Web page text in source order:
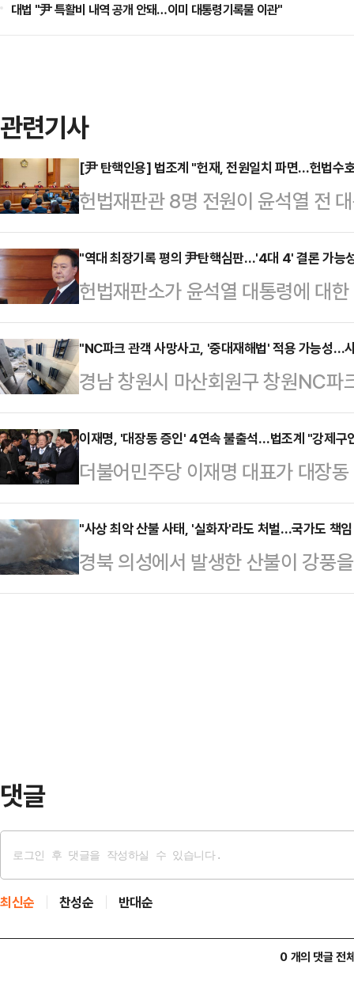
대법 "尹 특활비 내역 공개 안돼…이미 대통령기록물 이관"
관련기사
[尹 탄핵인용] 법조계 "헌재, 전원일치 파면…헌법수
헌법재판관 8명 전원이 윤석열 전
대해 법조계는 헌법수호를 통한 국
다만 탄핵소추 절차와 관련된 문제
여러 논의가 오갈 것으로 예상된다
선고 결정문이 우려와 달리 국민 분
가 나온다. 재판관들이 전원일치로
모두 위법·위헌하다는 의견을 내며
문형배 헌법재판소장…
"역대 최장기록 평의 尹탄핵심판…'4대 4' 결론 가능
헌법재판소가 윤석열 대통령에 대
시로 지정하면서 헌법재판관 8인
변론종결 이후 역대 최장시간 평의
닌 인용 4, 기각 혹은 각하 4의 '4대
지 않다고 전망했다. 다만 일각에서
재법 개정 추진, 마은혁 헌법재판관
가 진행되면서 일부 재판관이 의견
조계…
"NC파크 관객 사망사고, '중대재해법' 적용 가능성
경남 창원시 마산회원구 창원NC파
받던 20대 여성이 숨진 가운데 해
가 주목된다. 법조계에선 이번 사
법이 적용될 수 있고, 이 경우 경영
것으로 전망했다. 특히, 전문가들은
리는 NC구단이 맡고 있어 시설물
따라 책임주체가 달라질 것이라고
은 전날 창원NC파크 …
이재명, '대장동 증인' 4연속 불출석…법조계 "강제구
더불어민주당 이재명 대표가 대장
연속 네 차례 불출석했다. 재판부는
국회의원인 이 대표가 가진 '불체포
한지 검토해 보겠다고 밝혔다. 그러
인 절차 등을 진행하는 건 실질적
"사상 최악 산불 사태, '실화자'라도 처벌…국가도 책
경북 의성에서 발생한 산불이 강풍
로 확대되면서 피해가 늘고 있는 가
댓글
최신순 찬성순 반대순
0 개의 댓글 전